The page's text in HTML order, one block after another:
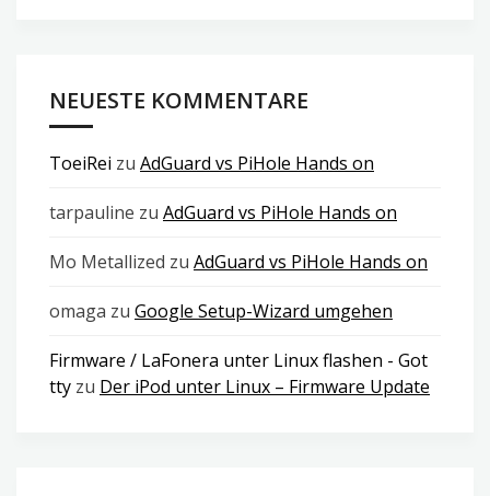
NEUESTE KOMMENTARE
ToeiRei zu AdGuard vs PiHole Hands on
tarpauline zu AdGuard vs PiHole Hands on
Mo Metallized zu AdGuard vs PiHole Hands on
omaga zu Google Setup-Wizard umgehen
Firmware / LaFonera unter Linux flashen - Got
tty zu Der iPod unter Linux – Firmware Update